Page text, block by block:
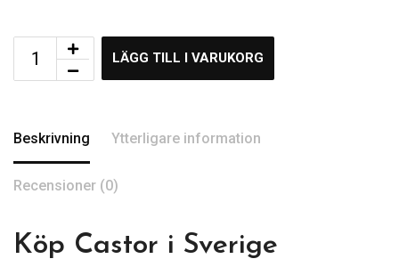
LÄGG TILL I VARUKORG
Beskrivning Ytterligare information
Recensioner (0)
Köp Castor i Sverige